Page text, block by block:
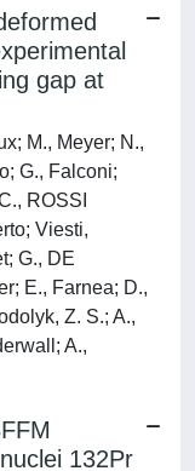
gap at
M., Meyer; N.,
G., Falconi;
ROSSI
Viesti,
G., DE
E., Farnea; D.,
Z. S.; A.,
A.,
132Pr